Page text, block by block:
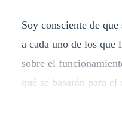
Soy consciente de
a cada uno de los que
sobre el
qué se basarán para el